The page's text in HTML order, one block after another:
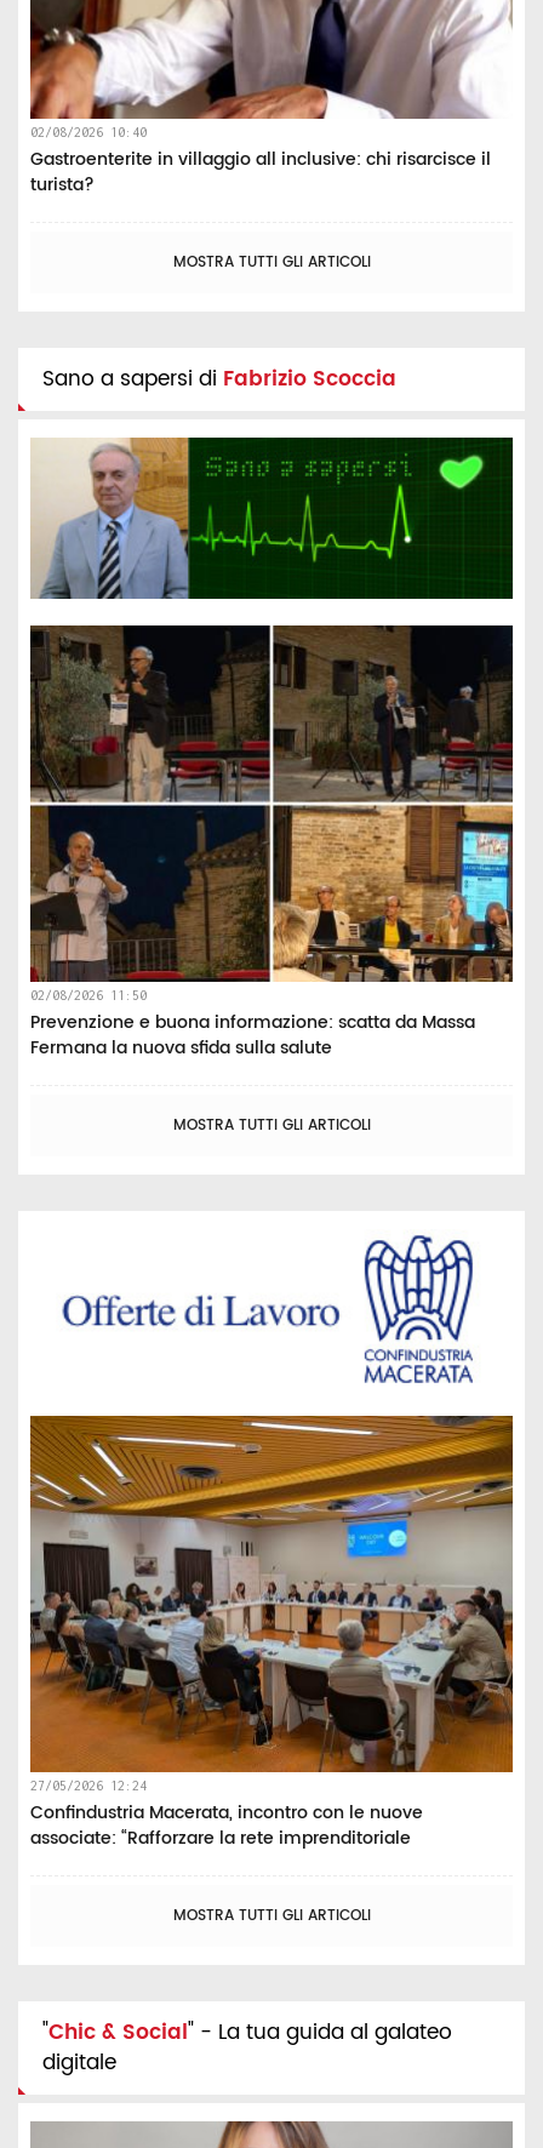
02/08/2026 10:40
Gastroenterite in villaggio all inclusive: chi risarcisce il
turista?
MOSTRA TUTTI GLI ARTICOLI
Sano a sapersi di Fabrizio Scoccia
02/08/2026 11:50
Prevenzione e buona informazione: scatta da Massa
Fermana la nuova sfida sulla salute
MOSTRA TUTTI GLI ARTICOLI
27/05/2026 12:24
Confindustria Macerata, incontro con le nuove
associate: “Rafforzare la rete imprenditoriale
MOSTRA TUTTI GLI ARTICOLI
"Chic & Social" - La tua guida al galateo
digitale